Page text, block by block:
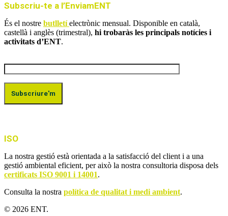
Subscriu-te a l’EnviamENT
És el nostre butlletí electrònic mensual. Disponible en català,
castellà i anglès (trimestral), hi trobaràs les principals notícies i
activitats d’ENT.
ISO
La nostra gestió està orientada a la satisfacció del client i a una
gestió ambiental eficient, per això la nostra consultoria disposa dels
certificats ISO 9001 i 14001.
Consulta la nostra política de qualitat i medi ambient.
© 2026 ENT.